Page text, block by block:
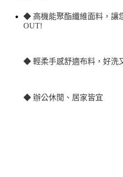
◆ 高機能聚酯纖維面料，讓
OUT!
◆ 輕柔手感舒適布料，好洗
◆ 辦公休閒、居家皆宜